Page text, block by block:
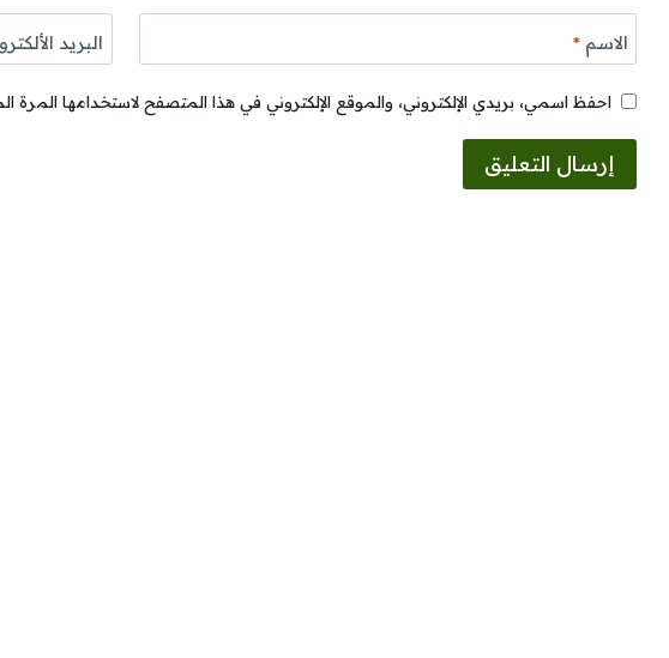
الاسم* البريد
احفظ اسمي، بريدي الإلكتروني، والموقع الإلكتروني في هذا المتصفح لاستخدامها المرة